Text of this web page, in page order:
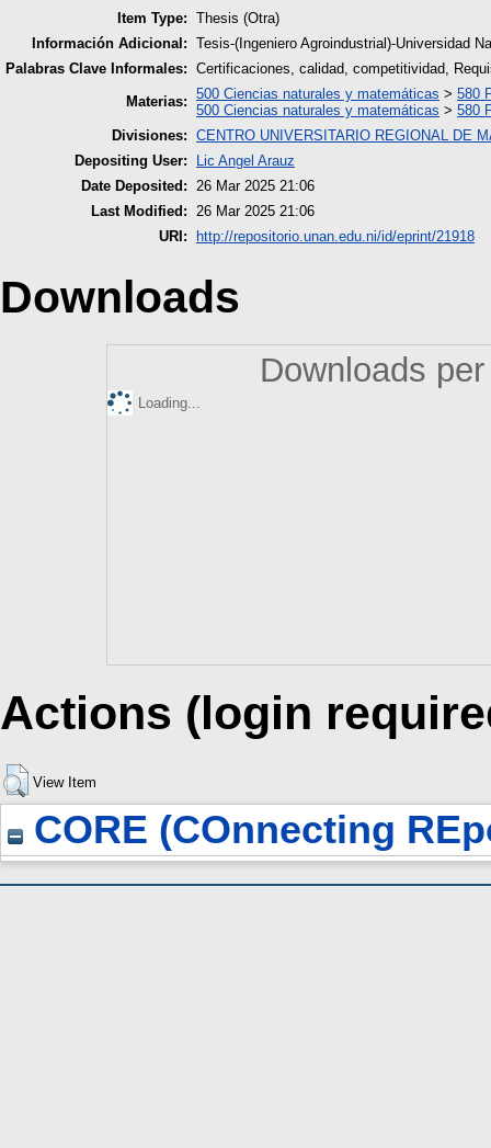
Item Type: Thesis (Otra)
Información Adicional: Tesis-(Ingeniero Agroindustrial)-Universidad
Palabras Clave Informales: Certificaciones, calidad, competitividad,
Materias: 500 Ciencias naturales y matemáticas > 580
500 Ciencias naturales y matemáticas > 580
Divisiones: CENTRO UNIVERSITARIO REGIONAL DE
Depositing User:
Lic Angel Arauz
Date Deposited:
26 Mar 2025 21:06
Last Modified:
26 Mar 2025 21:06
URI:
http://repositorio.unan.edu.ni/id/eprint/21918
Downloads
Downloads
Loading...
Actions (login
View Item
CORE (COnnecting